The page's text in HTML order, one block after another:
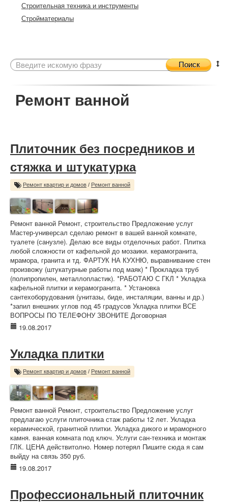
Строительная техника и инструменты
Стройматериалы
Поиск
Ремонт ванной
Плиточник без посредников и
стяжка и штукатурка
Ремонт квартир и домов / Ремонт ванной
Ремонт ванной Ремонт, строительство Предложение услуг
Мастер-универсал сделаю ремонт в вашей ванной комнате,
туалете (санузле). Делаю все виды отделочных работ. Плитка
любой сложности от кафельной до мозаики. керамогранита,
мрамора, гранита и тд. ФАРТУК НА КУХНЮ, выравнивание стен
произвожу (штукатурные работы под маяк) * Прокладка труб
(полипропилен, металлопластик). *РАБОТАЮ С ГКЛ * Укладка
кафельной плитки и керамогранита. * Установка
сантехоборудования (унитазы, биде, инсталяции, ванны и др.)
*запил внешних углов под 45 градусов Укладка плитки ВСЕ
ВОПРОСЫ ПО ТЕЛЕФОНУ ЗВОНИТЕ Договорная
19.08.2017
Укладка плитки
Ремонт квартир и домов / Ремонт ванной
Ремонт ванной Ремонт, строительство Предложение услуг
предлагаю услуги плиточника стаж работы 12 лет. Укладка
керамической, гранитной плитки. Укладка дикого и мраморного
камня. ванная комната под ключ. Услуги сан-техника и монтаж
ГЛК. ЦЕНА действитолно. Номер потерял Пишите сюда я сам
выйду на связь 350 руб.
19.08.2017
Профессиональный плиточник